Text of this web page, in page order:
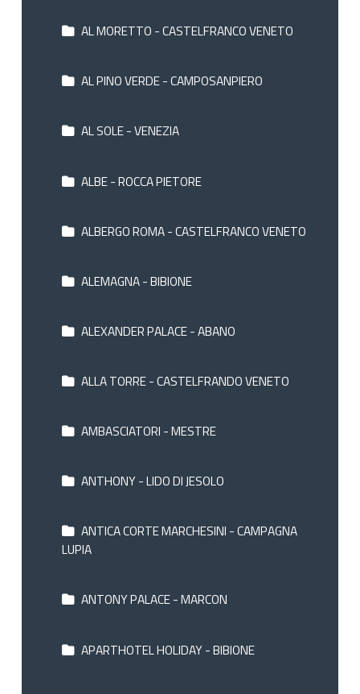
AL MORETTO - CASTELFRANCO VENETO
AL PINO VERDE - CAMPOSANPIERO
AL SOLE - VENEZIA
ALBE - ROCCA PIETORE
ALBERGO ROMA - CASTELFRANCO VENETO
ALEMAGNA - BIBIONE
ALEXANDER PALACE - ABANO
ALLA TORRE - CASTELFRANDO VENETO
AMBASCIATORI - MESTRE
ANTHONY - LIDO DI JESOLO
ANTICA CORTE MARCHESINI - CAMPAGNA
LUPIA
ANTONY PALACE - MARCON
APARTHOTEL HOLIDAY - BIBIONE